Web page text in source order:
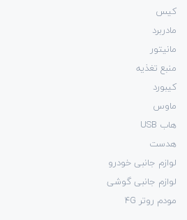
کیس
مادربرد
مانیتور
منبع تغذیه
کیبورد
ماوس
هاب USB
هدست
لوازم جانبی خودرو
لوازم جانبی گوشی
مودم روتر 4G